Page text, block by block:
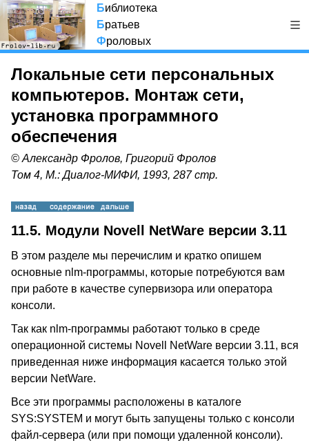
Библиотека
Братьев
Фроловых
Локальные сети персональных
компьютеров. Монтаж сети,
установка программного
обеспечения
© Александр Фролов, Григорий Фролов
Том 4, М.: Диалог-МИФИ, 1993, 287 стр.
11.5. Модули Novell NetWare версии 3.11
В этом разделе мы перечислим и кратко опишем
основные nlm-программы, которые потребуются вам
при работе в качестве супервизора или оператора
консоли.
Так как nlm-программы работают только в среде
операционной системы Novell NetWare версии 3.11, вся
приведенная ниже информация касается только этой
версии NetWare.
Все эти программы расположены в каталоге
SYS:SYSTEM и могут быть запущены только с консоли
файл-сервера (или при помощи удаленной консоли).